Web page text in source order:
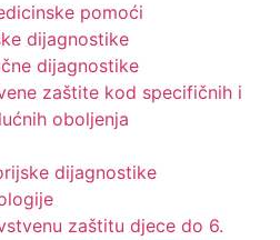
pomoći
dijagnostike
dijagnostike
zaštite kod specifičnih i
oboljenja
dijagnostike
zaštitu djece do 6.